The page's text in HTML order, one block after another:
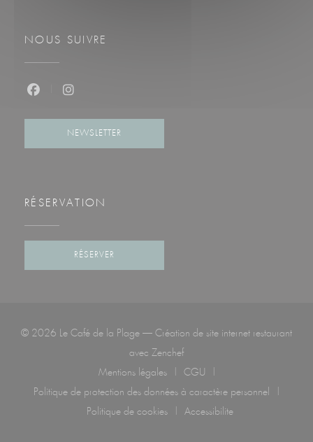
NOUS SUIVRE
NEWSLETTER
RÉSERVATION
RÉSERVER
© 2026 Le Café de la Plage — Création de site internet restaurant
avec Zenchef((ouvre une nouvelle fenêtre))
Mentions légales
((ouvre une nouvelle fenêtre))
CGU
Politique de protection des données à caractère personnel
((ouvre une nouvelle fenêtre))
Politique de cookies
Accessibilite